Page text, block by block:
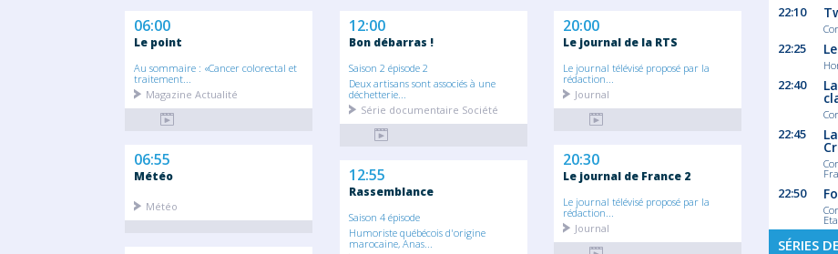
06:00
Le point
Au sommaire : «Cancer colorectal et
traitement...
Magazine Actualité
06:55
Météo
Météo
12:00
Bon débarras !
Saison 2 épisode 2
Deux artisans sont associés à une
déchetterie...
Série documentaire Société
12:55
Rassemblance
Saison 4 épisode
Humoriste québécois d'origine
marocaine, Anas...
20:00
Le journal de la RTS
Le journal télévisé proposé par la
rédaction...
Journal
20:30
Le journal de France 2
Le journal télévisé proposé par la
rédaction...
Journal
22:10
22:25
22:40
22:45
22:50
SÉRIES